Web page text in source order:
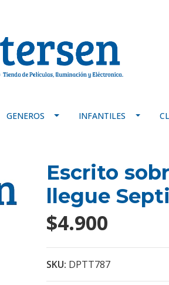
GENEROS INFANTILES
Escrito
llegue
$4.900
SKU: DPTT787